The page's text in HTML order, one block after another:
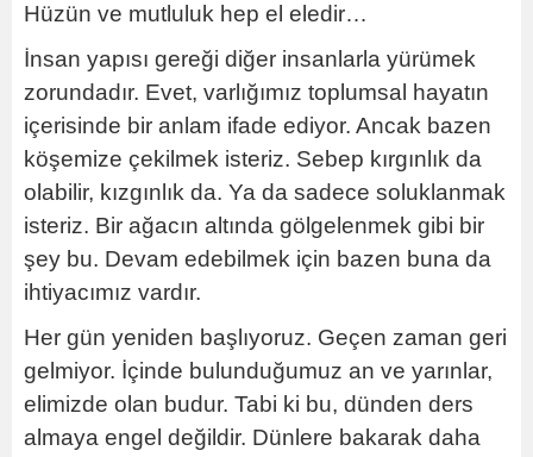
Hüzün ve mutluluk hep el eledir…
İnsan yapısı gereği diğer insanlarla yürümek
zorundadır. Evet, varlığımız toplumsal hayatın
içerisinde bir anlam ifade ediyor. Ancak bazen
köşemize çekilmek isteriz. Sebep kırgınlık da
olabilir, kızgınlık da. Ya da sadece soluklanmak
isteriz. Bir ağacın altında gölgelenmek gibi bir
şey bu. Devam edebilmek için bazen buna da
ihtiyacımız vardır.
Her gün yeniden başlıyoruz. Geçen zaman geri
gelmiyor. İçinde bulunduğumuz an ve yarınlar,
elimizde olan budur. Tabi ki bu, dünden ders
almaya engel değildir. Dünlere bakarak daha